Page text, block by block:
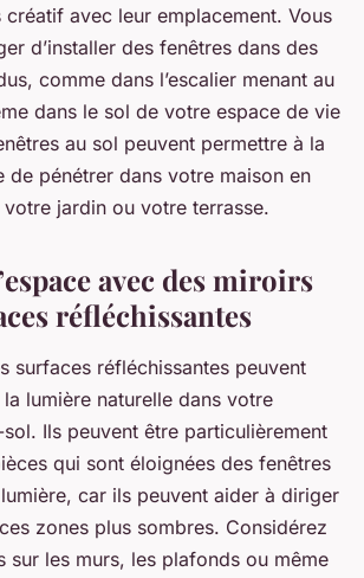
créatif avec leur emplacement. Vous
d’installer des fenêtres dans des
comme dans l’escalier menant au
dans le sol de votre espace de vie
au sol peuvent permettre à la
de pénétrer dans votre maison en
jardin ou votre terrasse.
avec des miroirs
réfléchissantes
surfaces réfléchissantes peuvent
lumière naturelle dans votre
Ils peuvent être particulièrement
qui sont éloignées des fenêtres
car ils peuvent aider à diriger
zones plus sombres. Considérez
sur les murs, les plafonds ou même